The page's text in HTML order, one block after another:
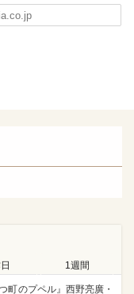
1週間
町のプペル』西野亮廣・